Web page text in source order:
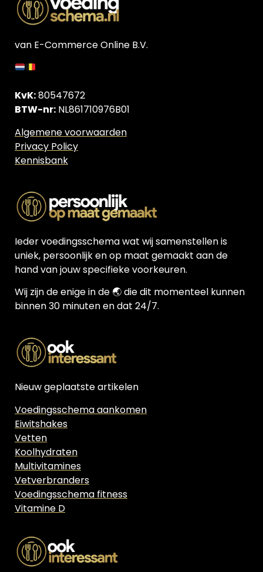
van E-Commerce Online B.V.
KvK:80547672
BTW-nr: NL861710976B01
Algemene voorwaarden
Privacy Policy
Kennisbank
Ieder voedingsschema wat wij samenstellen is
uniek, persoonlijk en op maat gemaakt aan de
hand van jouw specifieke voorkeuren.
Wij zijn de enige in de 🌏 die dit momenteel kunnen
binnen 30 minuten en dat 24/7.
Nieuw geplaatste artikelen
Voedingsschema aankomen
Eiwitshakes
Vetten
Koolhydraten
Multivitamines
Vetverbranders
Voedingsschema fitness
Vitamine D